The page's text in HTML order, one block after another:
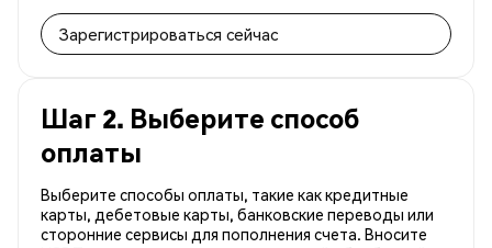
Зарегистрироваться сейчас
Шаг 2. Выберите способ
оплаты
Выберите способы оплаты, такие как кредитные
карты, дебетовые карты, банковские переводы или
сторонние сервисы для пополнения счета. Вносите